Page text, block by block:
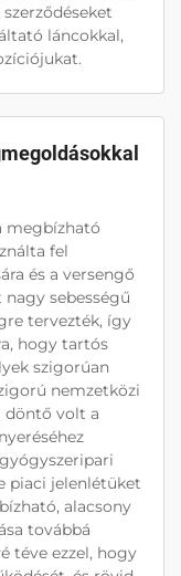
láncokkal,
megbízható
fel
és a versengő
sebességű
tervezték, így
hogy tartós
szigorúan
nemzetközi
döntő volt a
piaci jelenlétüket
alacsony
továbbá
téve ezzel, hogy